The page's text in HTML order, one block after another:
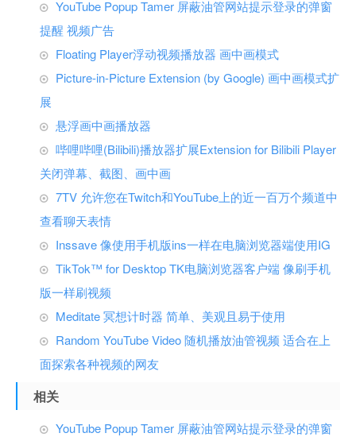
YouTube Popup Tamer 屏蔽油管网站提示登录的弹窗
提醒 视频广告
Floating Player浮动视频播放器 画中画模式
Picture-in-Picture Extension (by Google) 画中画模式扩
展
悬浮画中画播放器
哔哩哔哩(Bilibili)播放器扩展Extension for Bilibili Player
关闭弹幕、截图、画中画
7TV 允许您在Twitch和YouTube上的近一百万个频道中
查看聊天表情
Inssave 像使用手机版ins一样在电脑浏览器端使用IG
TikTok™ for Desktop TK电脑浏览器客户端 像刷手机
版一样刷视频
Meditate 冥想计时器 简单、美观且易于使用
Random YouTube Video 随机播放油管视频 适合在上
面探索各种视频的网友
相关
YouTube Popup Tamer 屏蔽油管网站提示登录的弹窗